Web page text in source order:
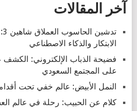
آخر المقالات
الابتكار والذكاء الاصطناعي
فضيحة الذباب الإلكتروني: الكشف
على المجتمع السعودي
النمل الأبيض: عالم خفي تحت
كلام عن الحبيب: رحلة في عالم